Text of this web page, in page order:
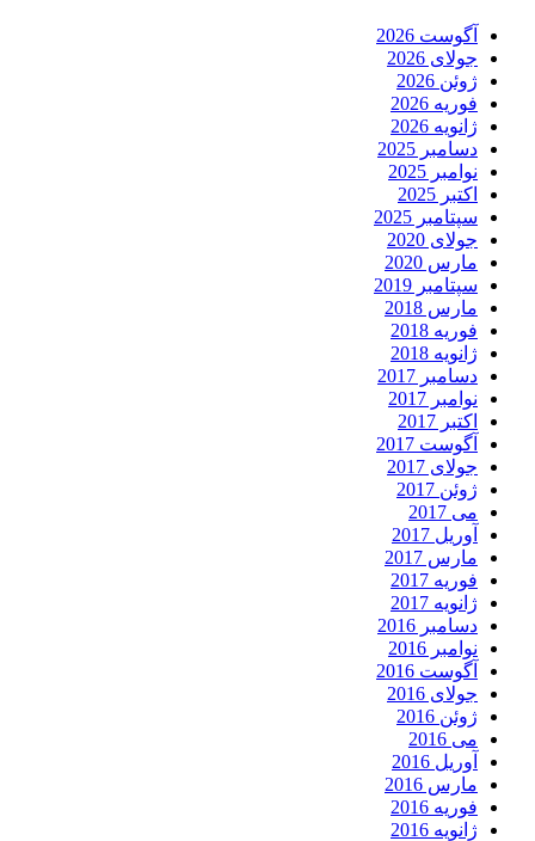
آگوست 2026
جولای 2026
ژوئن 2026
فوریه 2026
ژانویه 2026
دسامبر 2025
نوامبر 2025
اکتبر 2025
سپتامبر 2025
جولای 2020
مارس 2020
سپتامبر 2019
مارس 2018
فوریه 2018
ژانویه 2018
دسامبر 2017
نوامبر 2017
اکتبر 2017
آگوست 2017
جولای 2017
ژوئن 2017
می 2017
آوریل 2017
مارس 2017
فوریه 2017
ژانویه 2017
دسامبر 2016
نوامبر 2016
آگوست 2016
جولای 2016
ژوئن 2016
می 2016
آوریل 2016
مارس 2016
فوریه 2016
ژانویه 2016